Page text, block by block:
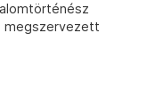
megszervezett